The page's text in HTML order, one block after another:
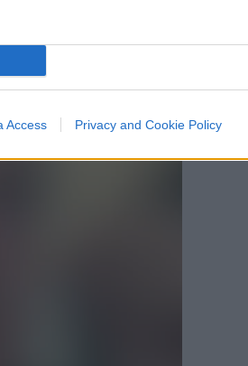
Access Privacy and Cookie Policy
conosce l’italiano